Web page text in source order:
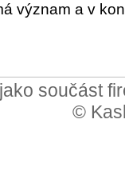
význam a v
součást
©